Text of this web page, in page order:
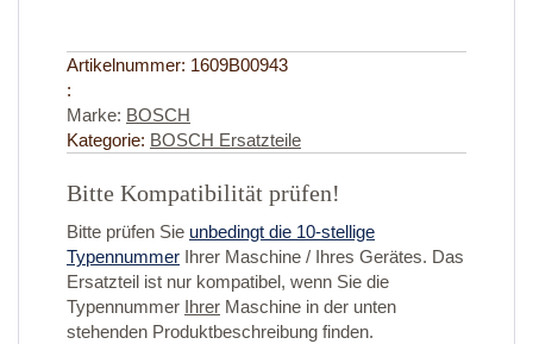
Artikelnummer: 1609B00943
:
Marke: BOSCH
Kategorie: BOSCH Ersatzteile
Bitte Kompatibilität prüfen!
Bitte prüfen Sie unbedingt die 10-stellige
Typennummer Ihrer Maschine / Ihres Gerätes. Das
Ersatzteil ist nur kompatibel, wenn Sie die
Typennummer Ihrer Maschine in der unten
stehenden Produktbeschreibung finden.